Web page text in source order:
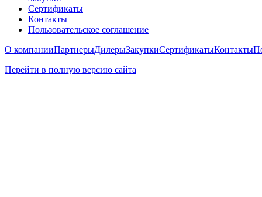
Сертификаты
Контакты
Пользовательское соглашение
О компанииПартнерыДилерыЗакупкиСертификатыКонтакты
Перейти в полную версию сайта